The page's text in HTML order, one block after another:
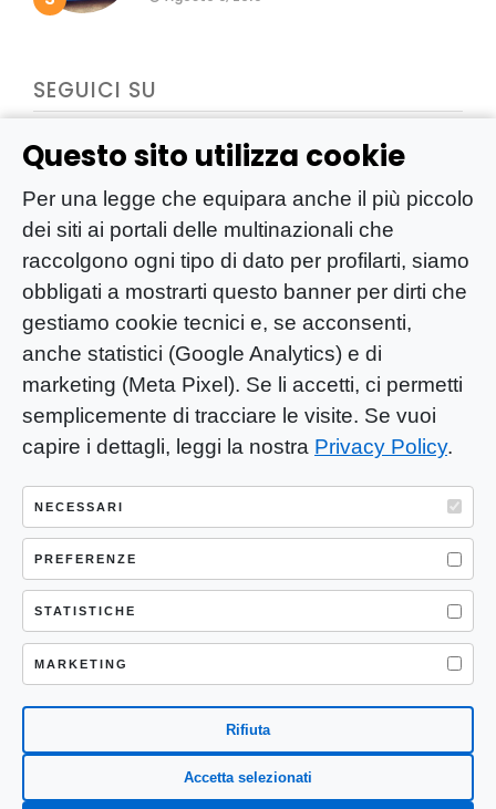
Questo sito utilizza cookie
Per una legge che equipara anche il più piccolo
dei siti ai portali delle multinazionali che
raccolgono ogni tipo di dato per profilarti, siamo
obbligati a mostrarti questo banner per dirti che
gestiamo cookie tecnici e, se acconsenti,
anche statistici (Google Analytics) e di
marketing (Meta Pixel). Se li accetti, ci permetti
semplicemente di tracciare le visite. Se vuoi
capire i dettagli, leggi la nostra Privacy Policy.
NECESSARI
PREFERENZE
STATISTICHE
MARKETING
Rifiuta
Accetta selezionati
SEGUICI SU
YOU-ng Slow Journalism è una testata
giornalistica di proprietà di Mastino S.R.L.
Registrazione presso Trib. Santa Maria
Capua Vetere (CE) n° 900 del 31/01/2025 |
ISSN 3103-4683
P.IVA: 04755530617
Sede Legale: CASERTA – VIA LORENZO MARIA
NERONI 11 CAP 81100